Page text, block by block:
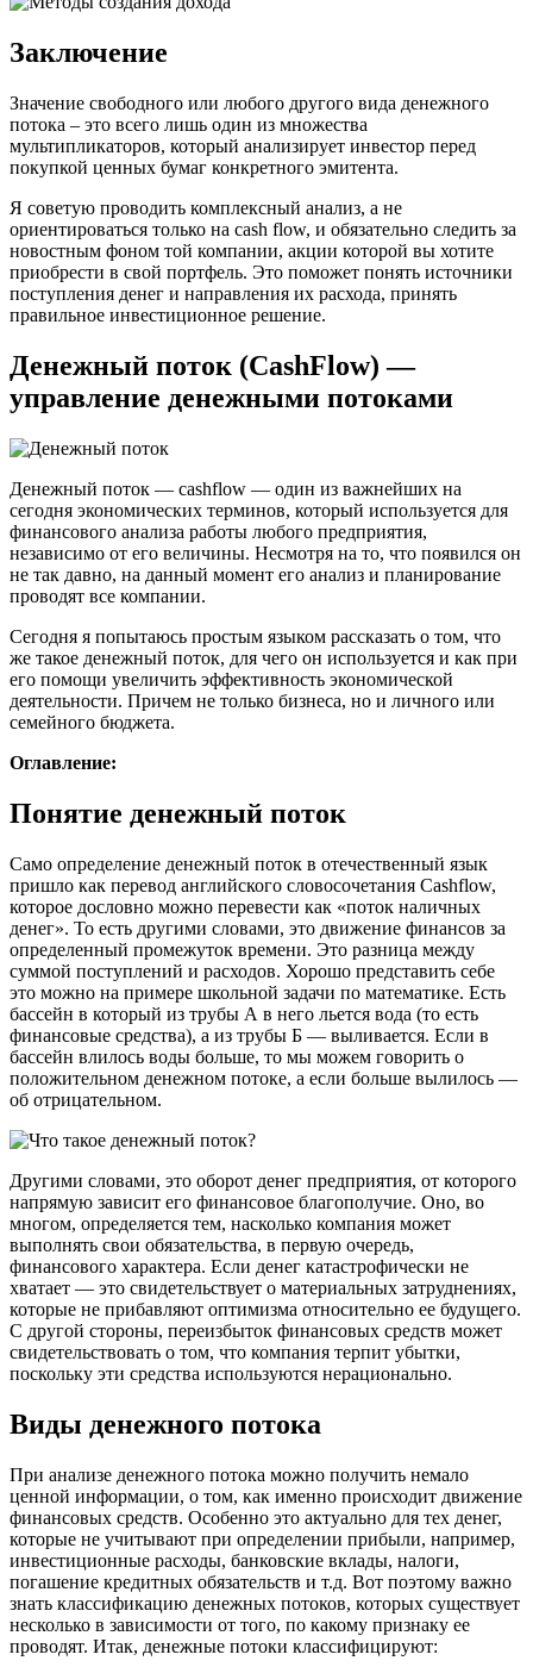
Заключение
Значение свободного или любого другого вида денежного
потока – это всего лишь один из множества
мультипликаторов, который анализирует инвестор перед
покупкой ценных бумаг конкретного эмитента.
Я советую проводить комплексный анализ, а не
ориентироваться только на cash flow, и обязательно следить за
новостным фоном той компании, акции которой вы хотите
приобрести в свой портфель. Это поможет понять источники
поступления денег и направления их расхода, принять
правильное инвестиционное решение.
Денежный поток (CashFlow) —
управление денежными потоками
Денежный поток — cashflow — один из важнейших на
сегодня экономических терминов, который используется для
финансового анализа работы любого предприятия,
независимо от его величины. Несмотря на то, что появился он
не так давно, на данный момент его анализ и планирование
проводят все компании.
Сегодня я попытаюсь простым языком рассказать о том, что
же такое денежный поток, для чего он используется и как при
его помощи увеличить эффективность экономической
деятельности. Причем не только бизнеса, но и личного или
семейного бюджета.
Оглавление:
Понятие денежный поток
Само определение денежный поток в отечественный язык
пришло как перевод английского словосочетания Cashflow,
которое дословно можно перевести как «поток наличных
денег». То есть другими словами, это движение финансов за
определенный промежуток времени. Это разница между
суммой поступлений и расходов. Хорошо представить себе
это можно на примере школьной задачи по математике. Есть
бассейн в который из трубы А в него льется вода (то есть
финансовые средства), а из трубы Б — выливается. Если в
бассейн влилось воды больше, то мы можем говорить о
положительном денежном потоке, а если больше вылилось —
об отрицательном.
Другими словами, это оборот денег предприятия, от которого
напрямую зависит его финансовое благополучие. Оно, во
многом, определяется тем, насколько компания может
выполнять свои обязательства, в первую очередь,
финансового характера. Если денег катастрофически не
хватает — это свидетельствует о материальных затруднениях,
которые не прибавляют оптимизма относительно ее будущего.
С другой стороны, переизбыток финансовых средств может
свидетельствовать о том, что компания терпит убытки,
поскольку эти средства используются нерационально.
Виды денежного потока
При анализе денежного потока можно получить немало
ценной информации, о том, как именно происходит движение
финансовых средств. Особенно это актуально для тех денег,
которые не учитывают при определении прибыли, например,
инвестиционные расходы, банковские вклады, налоги,
погашение кредитных обязательств и т.д. Вот поэтому важно
знать классификацию денежных потоков, которых существует
несколько в зависимости от того, по какому признаку ее
проводят. Итак, денежные потоки классифицируют: